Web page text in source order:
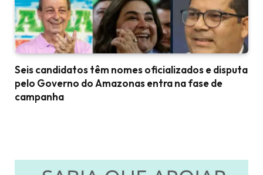
Seis candidatos têm nomes oficializados e disputa
pelo Governo do Amazonas entra na fase de
campanha